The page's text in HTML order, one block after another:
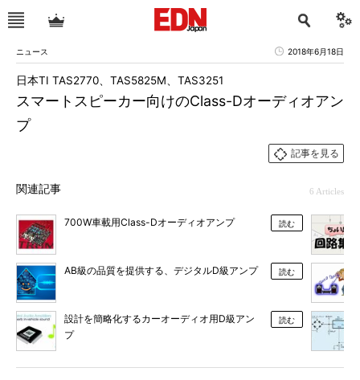
ニュース 2018年6月18日
スマートスピーカー向けのClass-Dオーディオアン
プ
日本TI TAS2770、TAS5825M、TAS3251
記事を見る
関連記事 6 Articles
700W車載用Class-Dオーディオアンプ 読む
AB級の品質を提供する、デジタルD級アンプ 読む
設計を簡略化するカーオーディオ用D級アン
プ
読む